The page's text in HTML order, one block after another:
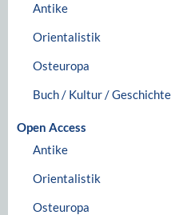
Antike
Orientalistik
Osteuropa
Buch / Kultur / Geschichte
Open Access
Antike
Orientalistik
Osteuropa